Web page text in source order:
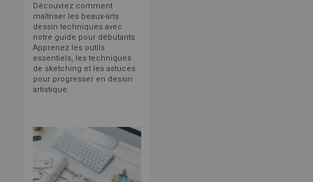
Découvrez comment
maîtriser les beaux-arts
dessin techniques avec
notre guide pour débutants.
Apprenez les outils
essentiels, les techniques
de sketching et les astuces
pour progresser en dessin
artistique.